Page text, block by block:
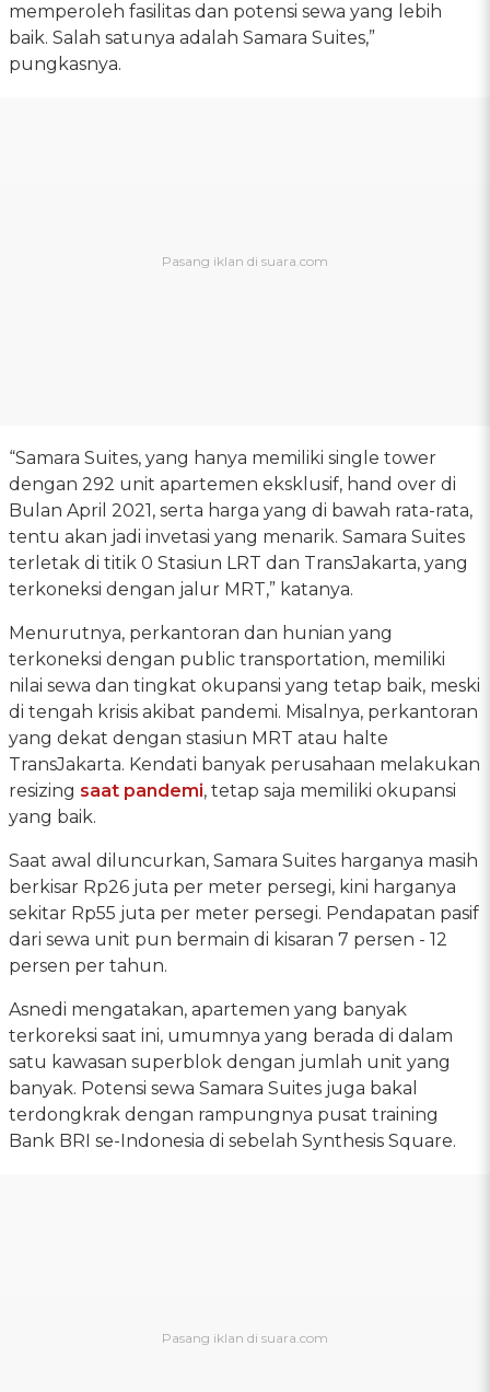
memperoleh fasilitas dan potensi sewa yang lebih
baik. Salah satunya adalah Samara Suites,”
pungkasnya.
“Samara Suites, yang hanya memiliki single tower
dengan 292 unit apartemen eksklusif, hand over di
Bulan April 2021, serta harga yang di bawah rata-rata,
tentu akan jadi invetasi yang menarik. Samara Suites
terletak di titik 0 Stasiun LRT dan TransJakarta, yang
terkoneksi dengan jalur MRT,” katanya.
Menurutnya, perkantoran dan hunian yang
terkoneksi dengan public transportation, memiliki
nilai sewa dan tingkat okupansi yang tetap baik, meski
di tengah krisis akibat pandemi. Misalnya, perkantoran
yang dekat dengan stasiun MRT atau halte
TransJakarta. Kendati banyak perusahaan melakukan
resizing saat pandemi, tetap saja memiliki okupansi
yang baik.
Saat awal diluncurkan, Samara Suites harganya masih
berkisar Rp26 juta per meter persegi, kini harganya
sekitar Rp55 juta per meter persegi. Pendapatan pasif
dari sewa unit pun bermain di kisaran 7 persen - 12
persen per tahun.
Asnedi mengatakan, apartemen yang banyak
terkoreksi saat ini, umumnya yang berada di dalam
satu kawasan superblok dengan jumlah unit yang
banyak. Potensi sewa Samara Suites juga bakal
terdongkrak dengan rampungnya pusat training
Bank BRI se-Indonesia di sebelah Synthesis Square.